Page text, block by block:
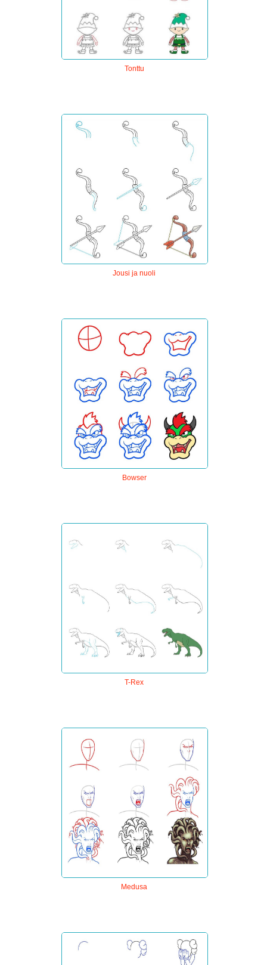
Tonttu
Jousi ja nuoli
Bowser
T-Rex
Medusa